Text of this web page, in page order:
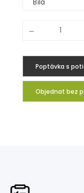
Poptávka s
Objednat bez